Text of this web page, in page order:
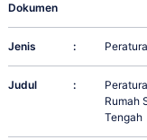
Dokumen
Jenis :
Judul :
Rumah
Tengah